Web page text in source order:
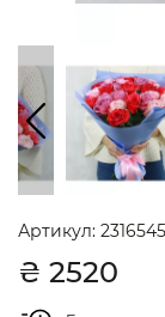
Артикул: 2316545
₴ 2520